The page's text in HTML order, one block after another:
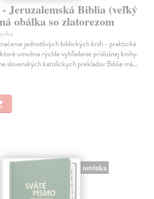
- Jeruzalemská Biblia (veľký
obálka so zlatorezom
jednotlivých biblických kníh - praktické
umožnia rýchle vyhľadanie príslušnej knihy.
slovenských katolíckych prekladov Biblie má…
novinka